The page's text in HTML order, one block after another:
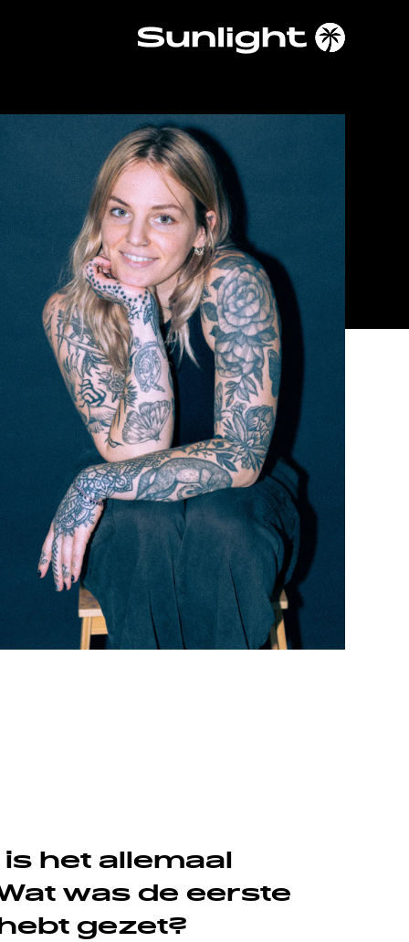
het allemaal
was de eerste
gezet?